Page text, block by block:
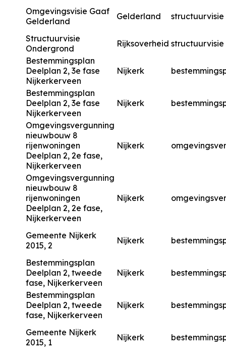
Omgevingsvisie Gaaf
Gelderland
Gelderland structuurvisie
Structuurvisie
Ondergrond
Rijksoverheid structuurvisie
Bestemmingsplan
Deelplan 2, 3e fase
Nijkerkerveen
Nijkerk
Bestemmingsplan
Deelplan 2, 3e fase
Nijkerkerveen
Nijkerk
Omgevingsvergunning
nieuwbouw 8
rijenwoningen
Deelplan 2, 2e fase,
Nijkerkerveen
Nijkerk
Omgevingsvergunning
nieuwbouw 8
rijenwoningen
Deelplan 2, 2e fase,
Nijkerkerveen
Nijkerk
Gemeente Nijkerk
2015, 2
Nijkerk
Bestemmingsplan
Deelplan 2, tweede
fase, Nijkerkerveen
Nijkerk
Bestemmingsplan
Deelplan 2, tweede
fase, Nijkerkerveen
Nijkerk
Gemeente Nijkerk
2015, 1
Nijkerk